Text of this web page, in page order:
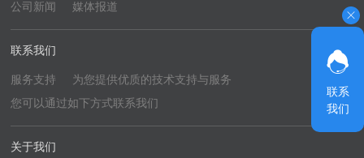
公司新闻 媒体报道
联系我们
服务支持
为您提供优质的技术支持与服务
您可以通过如下方式联系我们
关于我们
联系
我们